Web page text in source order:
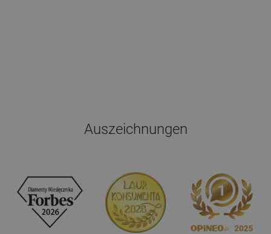
Auszeichnungen